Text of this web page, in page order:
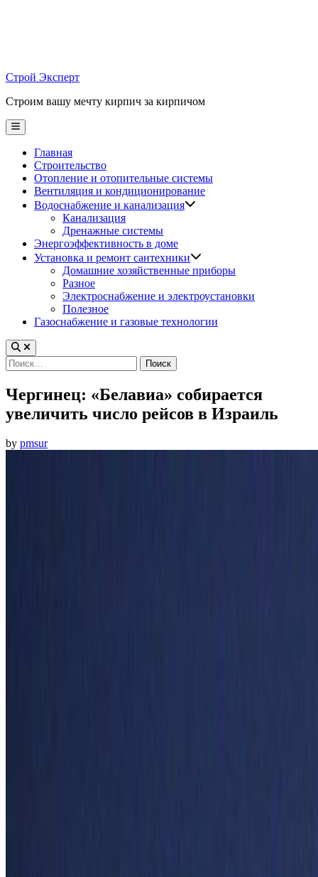
Строй Эксперт
Строим вашу мечту кирпич за кирпичом
Main
Menu
Главная
Строительство
Отопление и отопительные системы
Вентиляция и кондиционирование
Водоснабжение и канализация
Канализация
Дренажные системы
Энергоэффективность в доме
Установка и ремонт сантехники
Домашние хозяйственные приборы
Разное
Электроснабжение и электроустановки
Полезное
Газоснабжение и газовые технологии
Найти:
Чергинец: «Белавиа» собирается
увеличить число рейсов в Израиль
by pmsur